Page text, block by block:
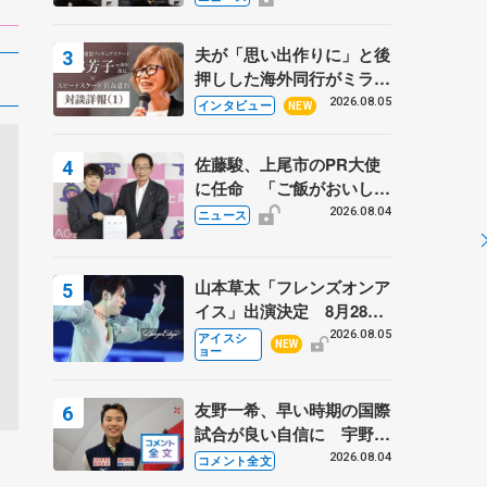
野村忠宏さんと対談
夫が「思い出作りに」と後
押しした海外同行がミラノ
まで… 繁華街のリンクで
に 小林芳子さんが振り返
るスケート人生
インタビュー NEW 2026.08.05
佐藤駿、上尾市のPR大使
に任命 「ご飯がおいし
く、住みやすいのが魅力」
ニュース 2026.08.04
山本草太「フレンズオンア
イス」出演決定 8月28日
（金）2公演のみ 荒川静
香さんプロデュース、20
アイスシ
ョー
NEW
2026.08.05
友野一希、早い時期の国際
試合が良い自信に 宇野昌
磨の現役復帰に思っている
コメント全文 2026.08.04